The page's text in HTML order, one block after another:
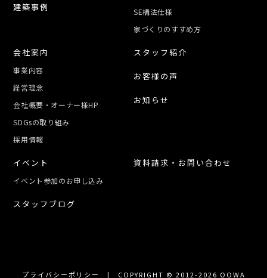
建築事例
SE構法仕様
家づくりのすすめ方
会社案内
事業内容
経営理念
会社概要・オーナー様HP
SDGsの取り組み
採用情報
スタッフ紹介
お客様の声
お知らせ
イベント
イベント参加のお申し込み
スタッフブログ
資料請求・お問い合わせ
プライバシーポリシー | COPYRIGHT © 2012-2026 OOWA